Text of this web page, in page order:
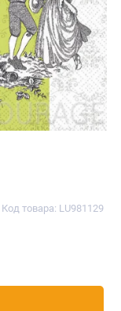
Код товара: LU981129